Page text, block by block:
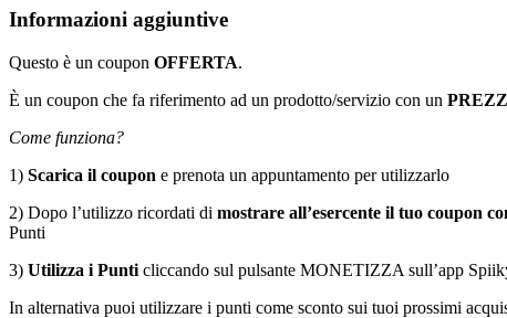
Informazioni aggiuntive
Questo è un coupon OFFERTA.
È un coupon che fa riferimento ad un prodotto/servizio con un
Come funziona?
1) Scarica il coupon e prenota un appuntamento per utilizzarlo
2) Dopo l’utilizzo ricordati di mostrare all’esercente il tuo coupon
Punti
3) Utilizza i Punti cliccando sul pulsante MONETIZZA sull’app
In alternativa puoi utilizzare i punti come sconto sui tuoi prossimi